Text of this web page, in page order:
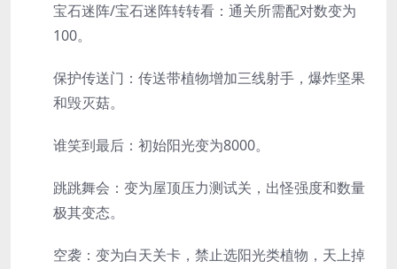
宝石迷阵/宝石迷阵转转看：通关所需配对数变为
100。
保护传送门：传送带植物增加三线射手，爆炸坚果
和毁灭菇。
谁笑到最后：初始阳光变为8000。
跳跳舞会：变为屋顶压力测试关，出怪强度和数量
极其变态。
空袭：变为白天关卡，禁止选阳光类植物，天上掉